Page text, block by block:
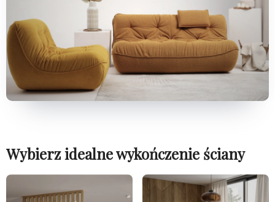
Wybierz idealne wykończenie ściany